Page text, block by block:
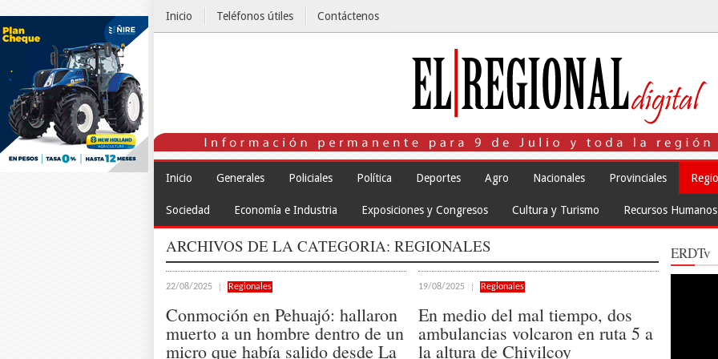
Inicio Teléfonos útiles Contáctenos
Inicio Generales Policiales Política Deportes Agro Nacionales Provinciales
Sociedad Economía e Industria Exposiciones y Congresos Cultura y Turismo Recursos Humanos
ARCHIVOS DE LA CATEGORIA: REGIONALES
22/08/2025 Regionales
Conmoción en Pehuajó: hallaron
muerto a un hombre dentro de un
micro que había salido desde La
19/08/2025 Regionales
En medio del mal tiempo, dos
ambulancias volcaron en ruta 5 a
la altura de Chivilcoy
ERDTv